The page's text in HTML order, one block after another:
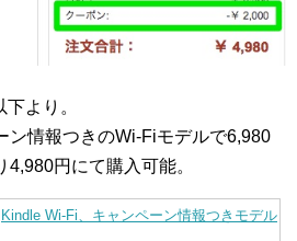
より。
ン情報つきのWi-Fiモデルで6,980
円にて購入可能。
Kindle Wi-Fi、キャンペーン情報つきモデル